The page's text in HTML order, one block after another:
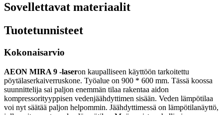
Sovellettavat materiaalit
Tuotetunnisteet
Kokonaisarvio
AEON MIRA 9 -laseron kaupalliseen käyttöön tarkoitettu
pöytälaserkaiverruskone. Työalue on 900 * 600 mm. Tässä koossa
suunnittelija sai paljon enemmän tilaa rakentaa aidon
kompressorityyppisen vedenjäähdyttimen sisään. Veden lämpötilaa
voi nyt säätää paljon helpommin. Jäähdyttimessä on lämpötilanäyttö,